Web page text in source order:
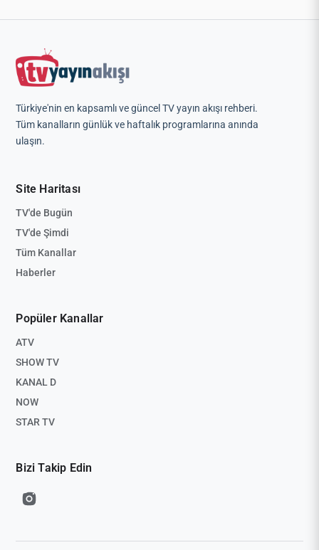
Türkiye'nin en kapsamlı ve güncel TV yayın akışı rehberi.
Tüm kanalların günlük ve haftalık programlarına anında
ulaşın.
Site Haritası
TV'de Bugün
TV'de Şimdi
Tüm Kanallar
Haberler
Popüler Kanallar
ATV
SHOW TV
KANAL D
NOW
STAR TV
Bizi Takip Edin